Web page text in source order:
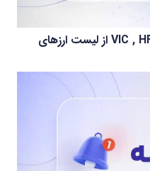
حذف ارزهای VIC , HFT , PYR , VANRY از لیست ارزهای